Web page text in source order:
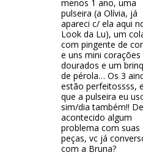
menos 1 ano, uma
pulseira (a Olívia, já
apareci c/ ela aqui
Look da Lu), um
com pingente de
e uns mini corações
dourados e um
de pérola… Os 3
estão perfeitossss,
que a pulseira eu
sim/dia também!!
acontecido algum
problema com suas
peças, vc já
com a Bruna?